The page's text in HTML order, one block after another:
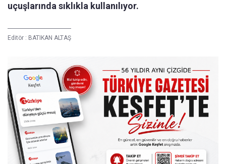
uçuşlarında sıklıkla kullanılıyor.
Editör : BATIKAN ALTAŞ